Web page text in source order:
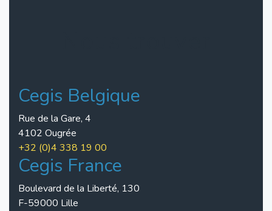
Cegis Belgique
Rue de la Gare, 4
4102 Ougrée
+32 (0)4 338 19 00
Cegis France
Boulevard de la Liberté, 130
F-59000 Lille